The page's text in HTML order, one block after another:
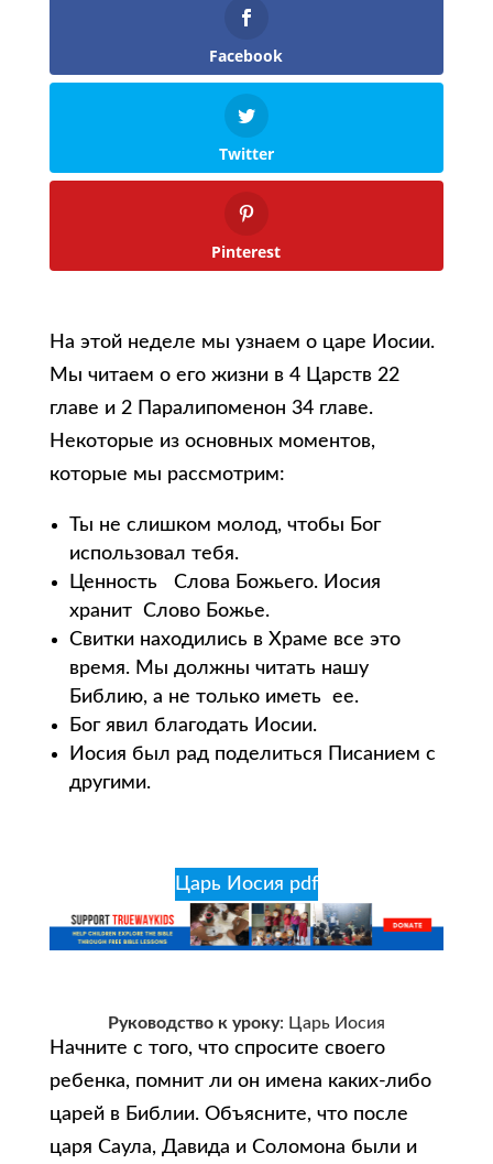
Facebook
Twitter
Pinterest
На этой неделе мы узнаем о царе Иосии.
Мы читаем о его жизни в 4 Царств 22
главе и 2 Паралипоменон 34 главе.
Некоторые из основных моментов,
которые мы рассмотрим:
Ты не слишком молод, чтобы Бог
использовал тебя.
Ценность Слова Божьего. Иосия
хранит Слово Божье.
Свитки находились в Храме все это
время. Мы должны читать нашу
Библию, а не только иметь ее.
Бог явил благодать Иосии.
Иосия был рад поделиться Писанием с
другими.
Царь Иосия pdf
Руководство к уроку: Царь Иосия
Начните с того, что спросите своего
ребенка, помнит ли он имена каких-либо
царей в Библии. Объясните, что после
царя Саула, Давида и Соломона были и